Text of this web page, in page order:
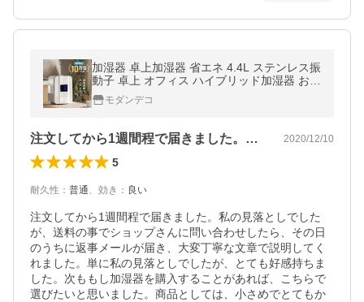
加湿器 卓上加湿器 省エネ 4.4L ステンレス振
動子 卓上 オフィス ハイブリッド加湿器 おし
ゃれ ハイブリッド式 アロマ 大容量 小型 1年
保証 爆買
モダンデコ
注文してから1週間程で届きました。私の… 2020/12/10
5
耐久性 ： 普通、 効き ： 良い
注文してから1週間程で届きました。私の見落としでした
が、送料の事でショップさんに問い合わせしたら、その日
のうちに返事メールが届き、大変丁寧な文章で説明してく
れました。単に私の見落としでしたが、とても好感持ちま
した。次ももし加湿器を購入することがあれば、こちらで
選びたいと思いました。商品としては、小さめでとてもか